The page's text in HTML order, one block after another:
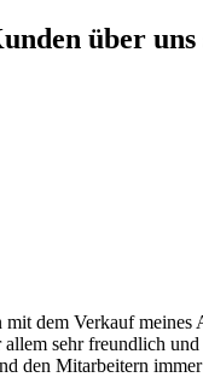
über uns
dem Verkauf meines
sehr freundlich
den Mitarbeitern